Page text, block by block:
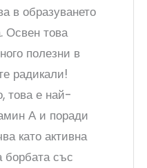
в образуването
Освен това
полезни в
радикали!
това е най-
А и поради
като активна
борбата със